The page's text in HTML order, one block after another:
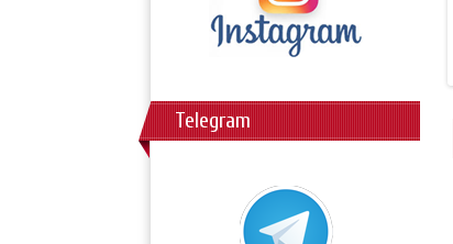
Telegram